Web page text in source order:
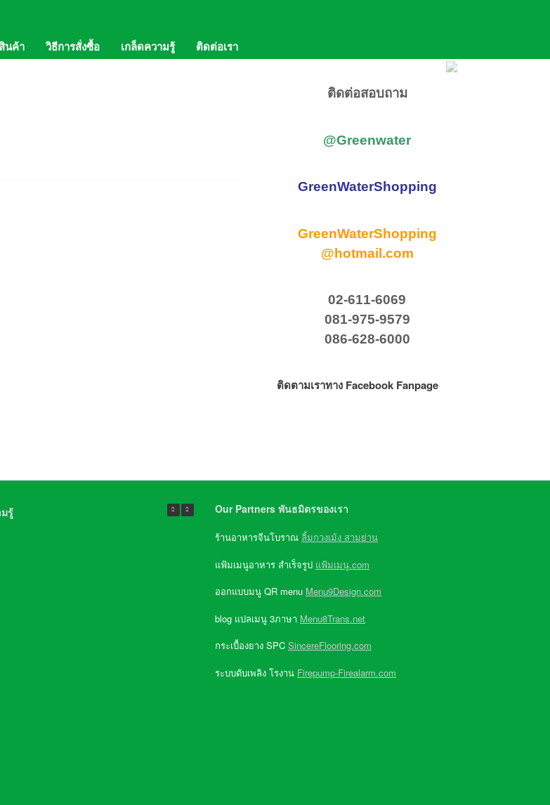
02-611-6069
Line ID : @Greenwater
นค้า วิธีการสั่งซื้อ เกล็ดความรู้ ติดต่อเรา
ติดต่อสอบถาม
@Greenwater
GreenWaterShopping
GreenWaterShopping
@hotmail.com
02-611-6069
081-975-9579
086-628-6000
ติดตามเราทาง Facebook Fanpage
รู้ Our Partners พันธมิตรของเรา
ร้านอาหารจีนโบราณ ลิ้มกวงเม้ง สามย่าน
แฟ้มเมนูอาหาร สำเร็จรูป แฟ้มเมนู.com
ออกแบบมนู QR menu Menu9Design.com
blog แปลเมนู 3ภาษา Menu8Trans.net
กระเบื้องยาง SPC SincereFlooring.com
ระบบดับเพลิง โรงาน Firepump-Firealarm.com